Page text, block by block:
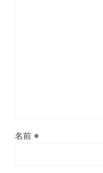
名前 ※